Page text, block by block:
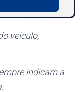
veículo,
indicam a